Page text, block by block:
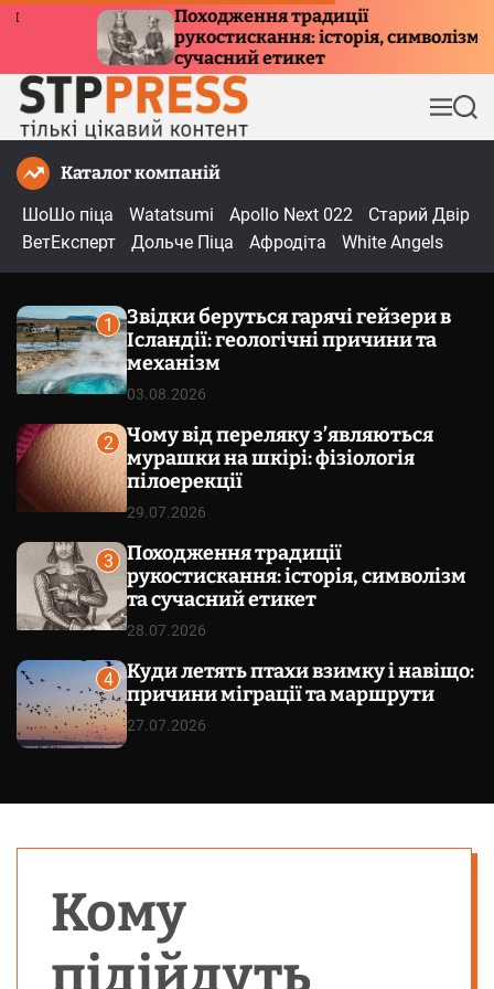
традиції
історія, символізм та
етикет
Куди
причини
М
е
П
о
к
Каталог компаній
ШоШо піца
Watatsumi Apollo Next 022
Старий Двір
ВетЕксперт
Дольче Піца Афродіта White Angels
1
Звідки беруться гарячі гейзери в
Ісландії: геологічні причини та
механізм
03.08.2026
2
Чому від переляку з’являються
мурашки на шкірі: фізіологія
пілоерекції
29.07.2026
3
Походження традиції
рукостискання: історія, символізм
та сучасний етикет
28.07.2026
4
Куди летять птахи взимку і навіщо:
причини міграції та маршрути
27.07.2026
Кому
підійдуть